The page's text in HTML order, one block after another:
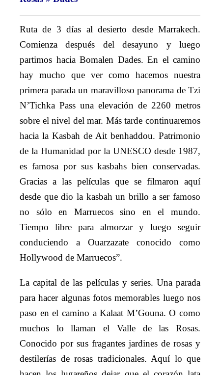
Ruta de 3 días al desierto desde Marrakech.
Comienza después del desayuno y luego
partimos hacia Bomalen Dades. En el camino
hay mucho que ver como hacemos nuestra
primera parada un maravilloso panorama de Tzi
N’Tichka Pass una elevación de 2260 metros
sobre el nivel del mar. Más tarde continuaremos
hacia la Kasbah de Ait benhaddou. Patrimonio
de la Humanidad por la UNESCO desde 1987,
es famosa por sus kasbahs bien conservadas.
Gracias a las películas que se filmaron aquí
desde que dio la kasbah un brillo a ser famoso
no sólo en Marruecos sino en el mundo.
Tiempo libre para almorzar y luego seguir
conduciendo a Ouarzazate conocido como
Hollywood de Marruecos”.
La capital de las películas y series. Una parada
para hacer algunas fotos memorables luego nos
paso en el camino a Kalaat M’Gouna. O como
muchos lo llaman el Valle de las Rosas.
Conocido por sus fragantes jardines de rosas y
destilerías de rosas tradicionales. Aquí lo que